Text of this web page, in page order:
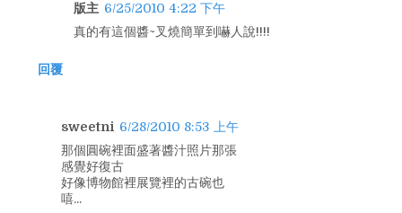
版主 6/25/2010 4:22 下午
真的有這個醬~叉燒簡單到嚇人說!!!!
回覆
sweetni 6/28/2010 8:53 上午
那個圓碗裡面盛著醬汁照片那張
感覺好復古
好像博物館裡展覽裡的古碗也
嘻...